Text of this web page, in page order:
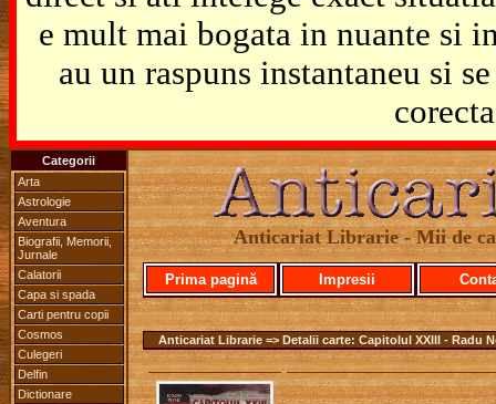
e mult mai bogata in nuante si
au un raspuns instantaneu si
Categorii
Arta
Astrologie
Aventura
Biografii, Memorii,
Jurnale
Calatorii
Capa si spada
Carti pentru copii
Cosmos
Culegeri
Delfin
Dictionare
Anticariat Librarie - Mii de
Prima pagină Impresii
Anticariat Librarie => Detalii carte: Capitolul XXIII - Radu